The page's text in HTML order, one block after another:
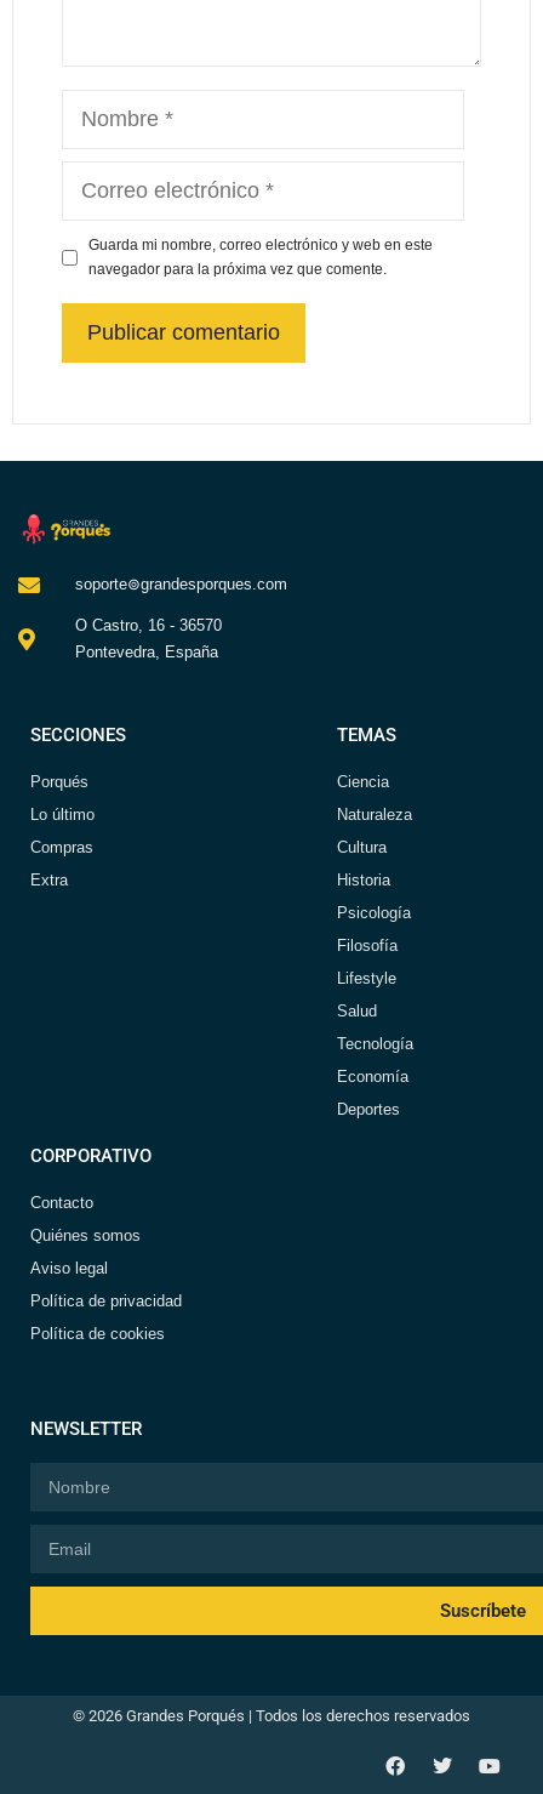
Guarda mi nombre, correo electrónico y web en este
navegador para la próxima vez que comente.
soporte⊚grandesporques.com
O Castro, 16 - 36570
Pontevedra, España
SECCIONES
Porqués
Lo último
Compras
Extra
TEMAS
Ciencia
Naturaleza
Cultura
Historia
Psicología
Filosofía
Lifestyle
Salud
Tecnología
Economía
Deportes
CORPORATIVO
Contacto
Quiénes somos
Aviso legal
Política de privacidad
Política de cookies
NEWSLETTER
Suscríbete
© 2026 Grandes Porqués | Todos los derechos reservados